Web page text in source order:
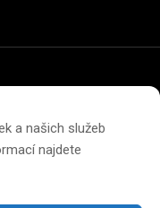
a našich služeb
najdete
o ochraně soukromí